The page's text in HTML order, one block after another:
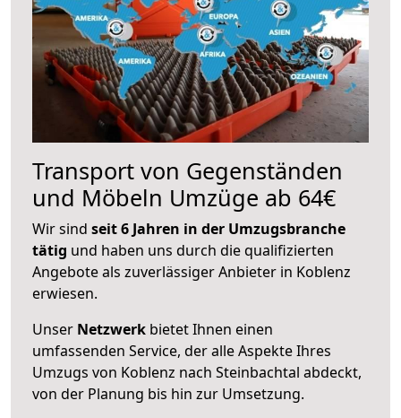
Transport von Gegenständen
und Möbeln Umzüge ab 64€
Wir sind seit 6 Jahren in der Umzugsbranche
tätig und haben uns durch die qualifizierten
Angebote als zuverlässiger Anbieter in Koblenz
erwiesen.
Unser Netzwerk bietet Ihnen einen
umfassenden Service, der alle Aspekte Ihres
Umzugs von Koblenz nach Steinbachtal abdeckt,
von der Planung bis hin zur Umsetzung.